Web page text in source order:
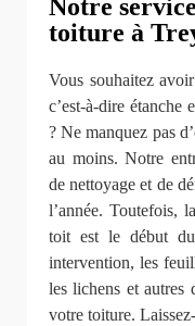
Notre
toiture à
Vous souhaitez
c’est-à-dire étanche
? Ne manquez pas
au moins. Notre
de nettoyage et de
l’année. Toutefois,
toit est le début
intervention, les
les lichens et autres
votre toiture.